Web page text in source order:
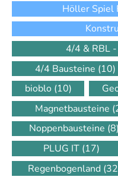
Höller Spiel
4/4 & RBL
4/4 Bausteine (10)
bioblo (10)
Magnetbausteine
Noppenbausteine (8)
PLUG IT (17)
Regenbogenland